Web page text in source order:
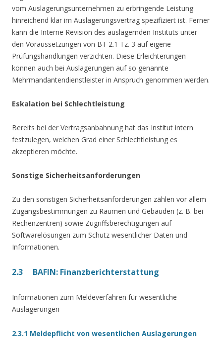
vom Auslagerungsunternehmen zu erbringende Leistung
hinreichend klar im Auslagerungsvertrag spezifiziert ist. Ferner
kann die Interne Revision des auslagernden Instituts unter
den Voraussetzungen von BT 2.1 Tz. 3 auf eigene
Prüfungshandlungen verzichten. Diese Erleichterungen
können auch bei Auslagerungen auf so genannte
Mehrmandantendienstleister in Anspruch genommen werden.
Eskalation bei Schlechtleistung
Bereits bei der Vertragsanbahnung hat das Institut intern
festzulegen, welchen Grad einer Schlechtleistung es
akzeptieren möchte.
Sonstige Sicherheitsanforderungen
Zu den sonstigen Sicherheitsanforderungen zählen vor allem
Zugangsbestimmungen zu Räumen und Gebäuden (z. B. bei
Rechenzentren) sowie Zugriffsberechtigungen auf
Softwarelösungen zum Schutz wesentlicher Daten und
Informationen.
2.3 BAFIN: Finanzberichterstattung
Informationen zum Meldeverfahren für wesentliche
Auslagerungen
2.3.1 Meldepflicht von wesentlichen Auslagerungen